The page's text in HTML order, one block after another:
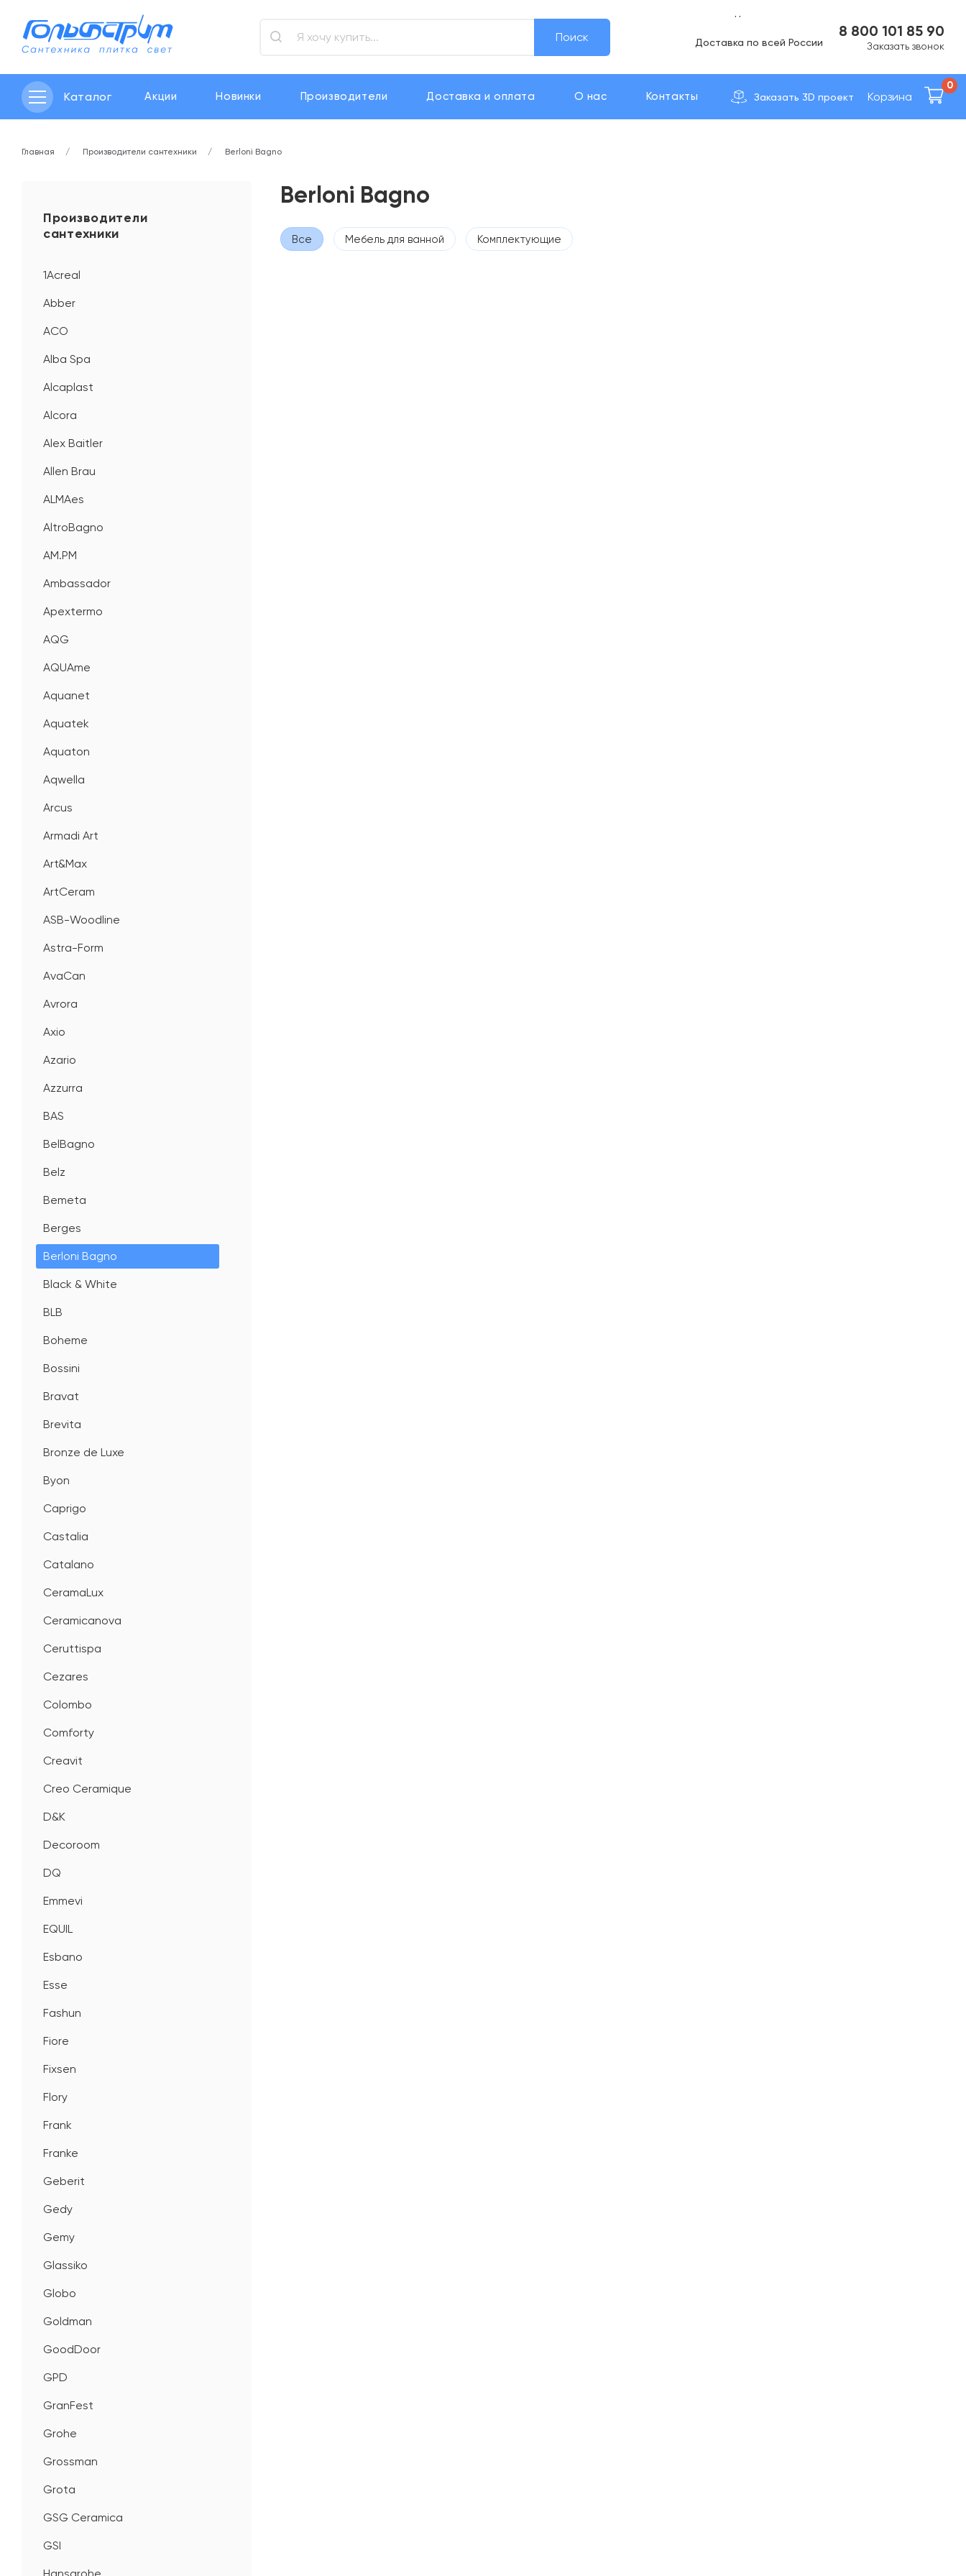
Поиск Доставка по вcей России 8 800 101 85 90
Заказать звонок
Каталог Акции Новинки Производители Доставка и оплата О нас Контакты Заказать 3D проект Корзина
0
Главная Производители сантехники Berloni Bagno
Производители
сантехники
1Acreal
Abber
ACO
Alba Spa
Alcaplast
Alcora
Alex Baitler
Allen Brau
ALMAes
AltroBagno
AM.PM
Ambassador
Apextermo
AQG
AQUAme
Aquanet
Aquatek
Aquaton
Aqwella
Arcus
Armadi Art
Art&Max
ArtCeram
ASB-Woodline
Astra-Form
AvaCan
Avrora
Axio
Azario
Azzurra
BAS
BelBagno
Belz
Bemeta
Berges
Berloni Bagno
Black & White
BLB
Boheme
Bossini
Bravat
Brevita
Bronze de Luxe
Byon
Caprigo
Castalia
Catalano
CeramaLux
Ceramicanova
Ceruttispa
Cezares
Colombo
Comforty
Creavit
Creo Ceramique
D&K
Decoroom
DQ
Emmevi
EQUIL
Esbano
Esse
Fashun
Fiore
Fixsen
Flory
Frank
Franke
Geberit
Gedy
Gemy
Glassiko
Globo
Goldman
GoodDoor
GPD
GranFest
Grohe
Grossman
Grota
GSG Ceramica
GSI
Berloni Bagno
Все Мебель для ванной Комплектующие